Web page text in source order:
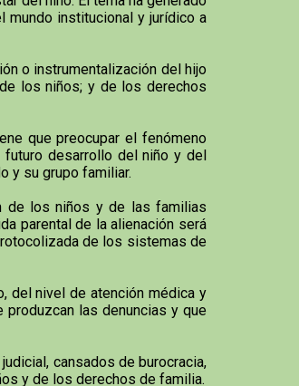
mundo institucional y jurídico a
o instrumentalización del hijo
los niños; y de los derechos
que preocupar el fenómeno
desarrollo del niño y del
y su grupo familiar.
de los niños y de las familias
parental de la alienación será
de los sistemas de
del nivel de atención médica y
las denuncias y que
cansados de burocracia,
y de los derechos de familia.